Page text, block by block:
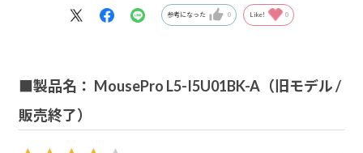
をインストールする必要があるので、初心者は使いにくい
使う方が自分には向いていることも推しかな。
参考になった 0 Like! 0
■製品名： MousePro L5-I5U01BK-A（旧モデル /
販売終了）